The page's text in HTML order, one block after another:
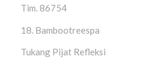
Tim. 86754
18. Bambootreespa
Tukang Pijat Refleksi